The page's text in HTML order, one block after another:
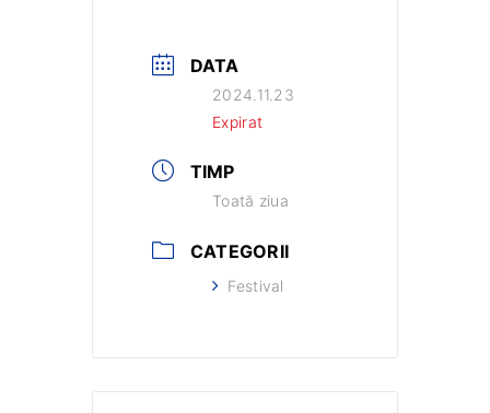
DATA
2024.11.23
Expirat
TIMP
Toată ziua
CATEGORII
Festival